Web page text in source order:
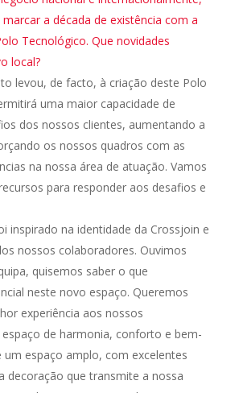
a década de existência com a
Tecnológico. Que novidades
local?
levou, de facto, à criação deste Polo
uma maior capacidade de
dos nossos clientes, aumentando a
os nossos quadros com as
na nossa área de atuação. Vamos
para responder aos desafios e
inspirado na identidade da Crossjoin e
nossos colaboradores. Ouvimos
quisemos saber o que
neste novo espaço. Queremos
experiência aos nossos
de harmonia, conforto e bem-
um espaço amplo, com excelentes
decoração que transmite a nossa